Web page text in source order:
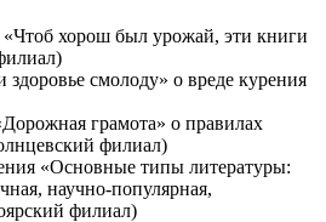
хорош был урожай, эти книги
смолоду» о вреде курения
грамота» о правилах
филиал)
«Основные типы литературы:
научно-популярная,
филиал)